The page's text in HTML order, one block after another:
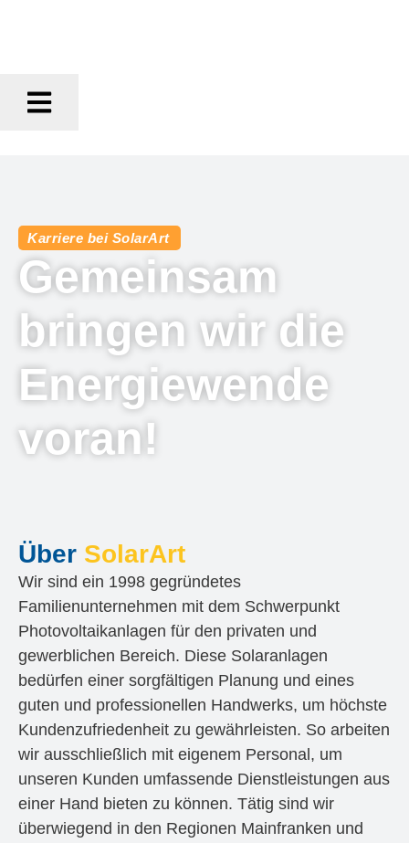
Karriere bei SolarArt
Gemeinsam
bringen wir die
Energiewende
voran!
Über SolarArt
Wir sind ein 1998 gegründetes
Familienunternehmen mit dem Schwerpunkt
Photovoltaikanlagen für den privaten und
gewerblichen Bereich. Diese Solaranlagen
bedürfen einer sorgfältigen Planung und eines
guten und professionellen Handwerks, um höchste
Kundenzufriedenheit zu gewährleisten. So arbeiten
wir ausschließlich mit eigenem Personal, um
unseren Kunden umfassende Dienstleistungen aus
einer Hand bieten zu können. Tätig sind wir
überwiegend in den Regionen Mainfranken und